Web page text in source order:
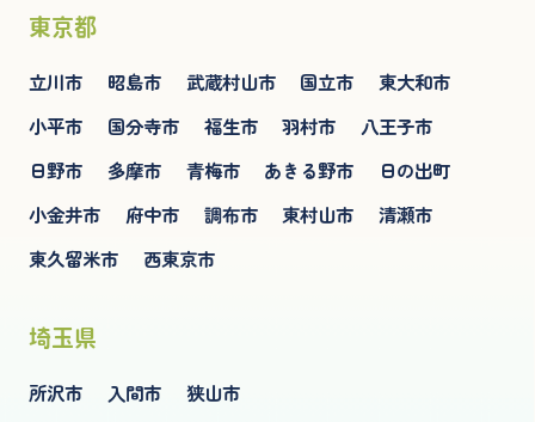
東京都
立川市 昭島市 武蔵村山市 国立市
東大和市
小平市
国分寺市 福生市 羽村市
八王子市
日野市
多摩市 青梅市 あきる野市
日の出町
小金井市
府中市 調布市 東村山市
清瀬市
東久留米市
西東京市
埼玉県
所沢市 入間市 狭山市